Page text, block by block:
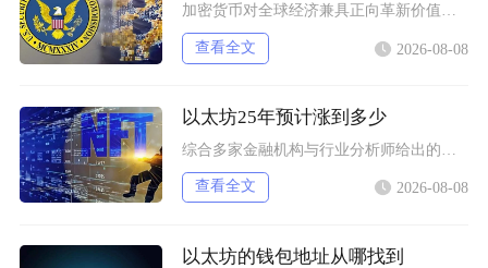
加密货币对全球经济兼具正向革新价值与系统性风险，会从跨境支付体系、居民资产配置、各国货币政
查看全文 2026-08-08
以太坊25年预计涨到多少
查看全文 2026-08-08
以太坊的钱包地址从哪找到